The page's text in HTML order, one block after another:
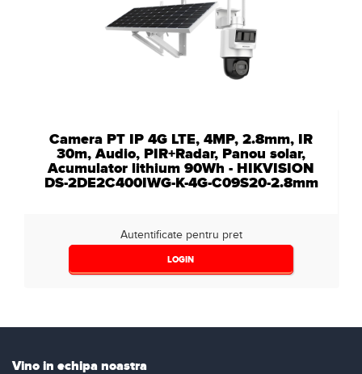
Camera PT IP 4G LTE, 4MP, 2.8mm, IR
30m, Audio, PIR+Radar, Panou solar,
Acumulator lithium 90Wh - HIKVISION
DS-2DE2C400IWG-K-4G-C09S20-2.8mm
Autentificate pentru pret
LOGIN
Vino in echipa noastra